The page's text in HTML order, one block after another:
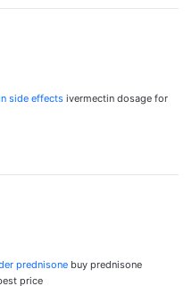
side effects ivermectin dosage for
prednisone buy prednisone
price